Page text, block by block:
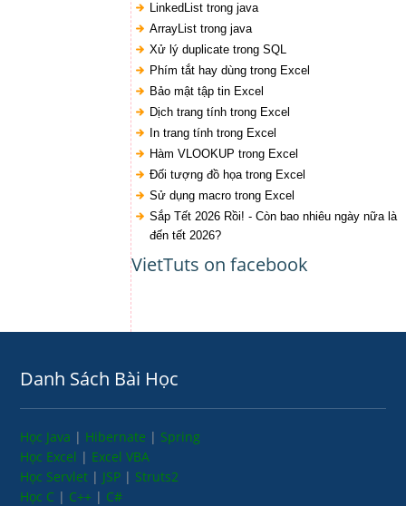
LinkedList trong java
ArrayList trong java
Xử lý duplicate trong SQL
Phím tắt hay dùng trong Excel
Bảo mật tập tin Excel
Dịch trang tính trong Excel
In trang tính trong Excel
Hàm VLOOKUP trong Excel
Đối tượng đồ họa trong Excel
Sử dụng macro trong Excel
Sắp Tết 2026 Rồi! - Còn bao nhiêu ngày nữa là
đến tết 2026?
VietTuts on facebook
Danh Sách Bài Học
Học Java | Hibernate | Spring
Học Excel | Excel VBA
Học Servlet | JSP | Struts2
Học C | C++ | C#